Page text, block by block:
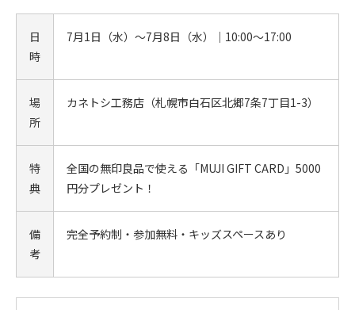
日
時
7月1日（水）～7月8日（水）｜10:00～17:00
場
所
カネトシ工務店（札幌市白石区北郷7条7丁目1-3）
特
典
全国の無印良品で使える「MUJI GIFT CARD」5000
円分プレゼント！
備
考
完全予約制・参加無料・キッズスペースあり